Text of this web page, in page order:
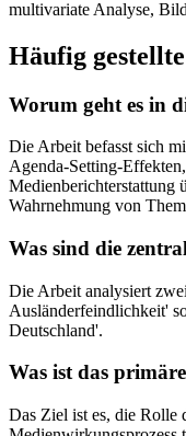
multivariate Analyse,
Häufig
Worum geht es in
Die Arbeit befasst sich
Agenda-Setting-
Medienberichterstattung
Wahrnehmung von
Was sind die
Die Arbeit analysiert
Ausländerfeindlichkeit'
Deutschland'.
Was ist das
Das Ziel ist es, die Rolle